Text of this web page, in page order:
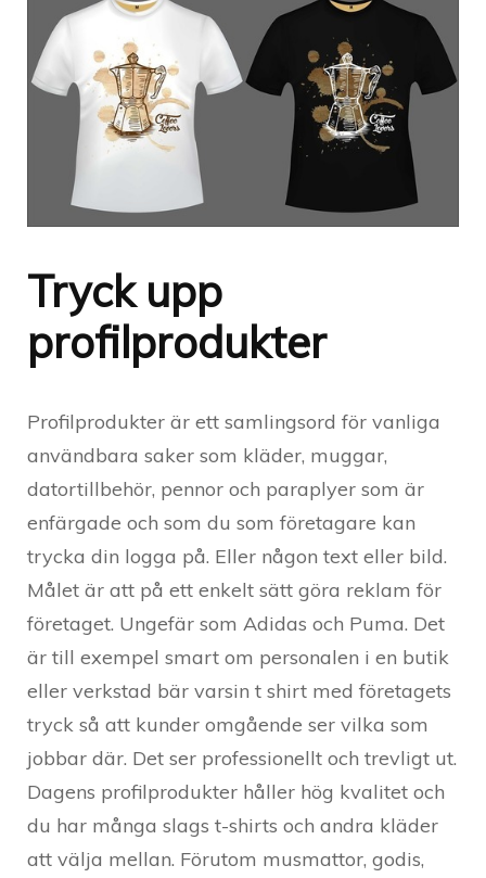
Tryck upp
profilprodukter
Profilprodukter är ett samlingsord för vanliga
användbara saker som kläder, muggar,
datortillbehör, pennor och paraplyer som är
enfärgade och som du som företagare kan
trycka din logga på. Eller någon text eller bild.
Målet är att på ett enkelt sätt göra reklam för
företaget. Ungefär som Adidas och Puma. Det
är till exempel smart om personalen i en butik
eller verkstad bär varsin t shirt med företagets
tryck så att kunder omgående ser vilka som
jobbar där. Det ser professionellt och trevligt ut.
Dagens profilprodukter håller hög kvalitet och
du har många slags t-shirts och andra kläder
att välja mellan. Förutom musmattor, godis,